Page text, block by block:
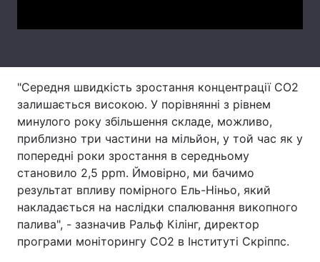
Архів Вакансії
Контакти
Послуги
"Середня швидкість зростання концентрації CO2
залишається високою. У порівнянні з рівнем
минулого року збільшення складе, можливо,
приблизно три частини на мільйон, у той час як у
попередні роки зростання в середньому
становило 2,5 ppm. Ймовірно, ми бачимо
результат впливу помірного Ель-Ніньо, який
накладається на наслідки спалювання викопного
палива", - зазначив Ральф Кілінг, директор
програми моніторингу CO2 в Інституті Скріппс.